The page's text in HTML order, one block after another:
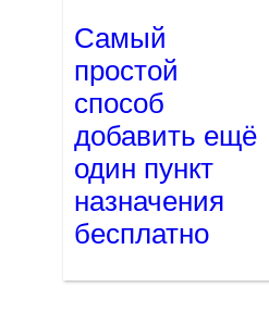
Самый
простой
способ
добавить ещё
один пункт
назначения
бесплатно